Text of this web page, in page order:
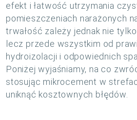
efekt i łatwość utrzymania
pomieszczeniach narażonych
trwałość zależy jednak nie
lecz przede wszystkim od
hydroizolacji i odpowiednich
Poniżej wyjaśniamy, na co
stosując mikrocement w
uniknąć kosztownych błędów.